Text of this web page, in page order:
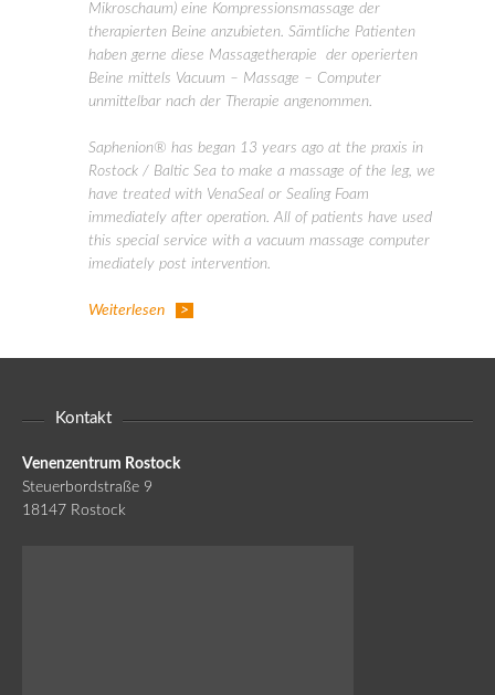
Mikroschaum) eine Kompressionsmassage der
therapierten Beine anzubieten. Sämtliche Patienten
haben gerne diese Massagetherapie der operierten
Beine mittels Vacuum – Massage – Computer
unmittelbar nach der Therapie angenommen.
Saphenion® has began 13 years ago at the praxis in
Rostock / Baltic Sea to make a massage of the leg, we
have treated with VenaSeal or Sealing Foam
immediately after operation. All of patients have used
this special service with a vacuum massage computer
imediately post intervention.
Weiterlesen
Kontakt
Venenzentrum Rostock
Steuerbordstraße 9
18147 Rostock